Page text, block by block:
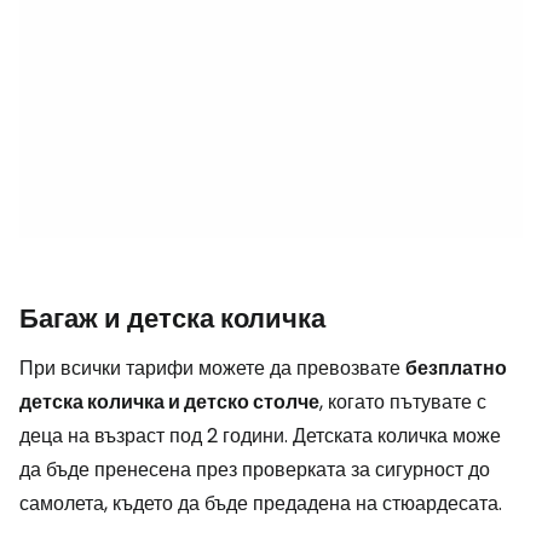
Багаж и детска количка
При всички тарифи можете да превозватебезплатно
детска количка и детско столче, когато пътувате с
деца на възраст под 2 години. Детската количка може
да бъде пренесена през проверката за сигурност до
самолета, където да бъде предадена на стюардесата.